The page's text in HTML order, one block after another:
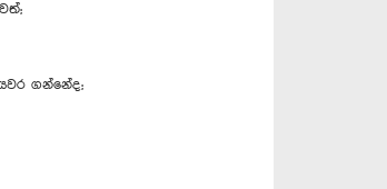
ගන්නේද;